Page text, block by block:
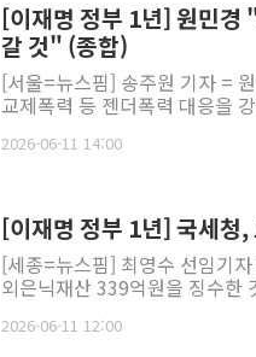
[이재명 정부 1년] 원민경
갈 것" (종합)
[서울=뉴스핌] 송주원 기자 =
교제폭력 등 젠더폭력 대응을
2026-06-11 14:00
[이재명 정부 1년] 국세
[세종=뉴스핌] 최영수 선임기
외은닉재산 339억원을 징수한
2026-06-11 12:00